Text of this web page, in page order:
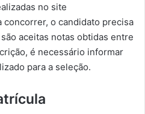
no site
concorrer, o candidato precisa
aceitas notas obtidas entre
é necessário informar
para a seleção.